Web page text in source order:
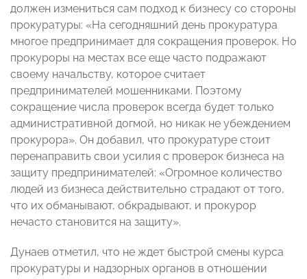
должен измениться сам подход к бизнесу со стороны
прокуратуры: «На сегодняшний день прокуратура
многое предпринимает для сокращения проверок. Но
прокуроры на местах все еще часто подражают
своему начальству, которое считает
предпринимателей мошенниками. Поэтому
сокращение числа проверок всегда будет только
административной догмой, но никак не убеждением
прокурора». Он добавил, что прокуратуре стоит
перенаправить свои усилия с проверок бизнеса на
защиту предпринимателей: «Огромное количество
людей из бизнеса действительно страдают от того,
что их обманывают, обкрадывают, и прокурор
нечасто становится на защиту».
Дунаев отметил, что не ждет быстрой смены курса
прокуратуры и надзорных органов в отношении